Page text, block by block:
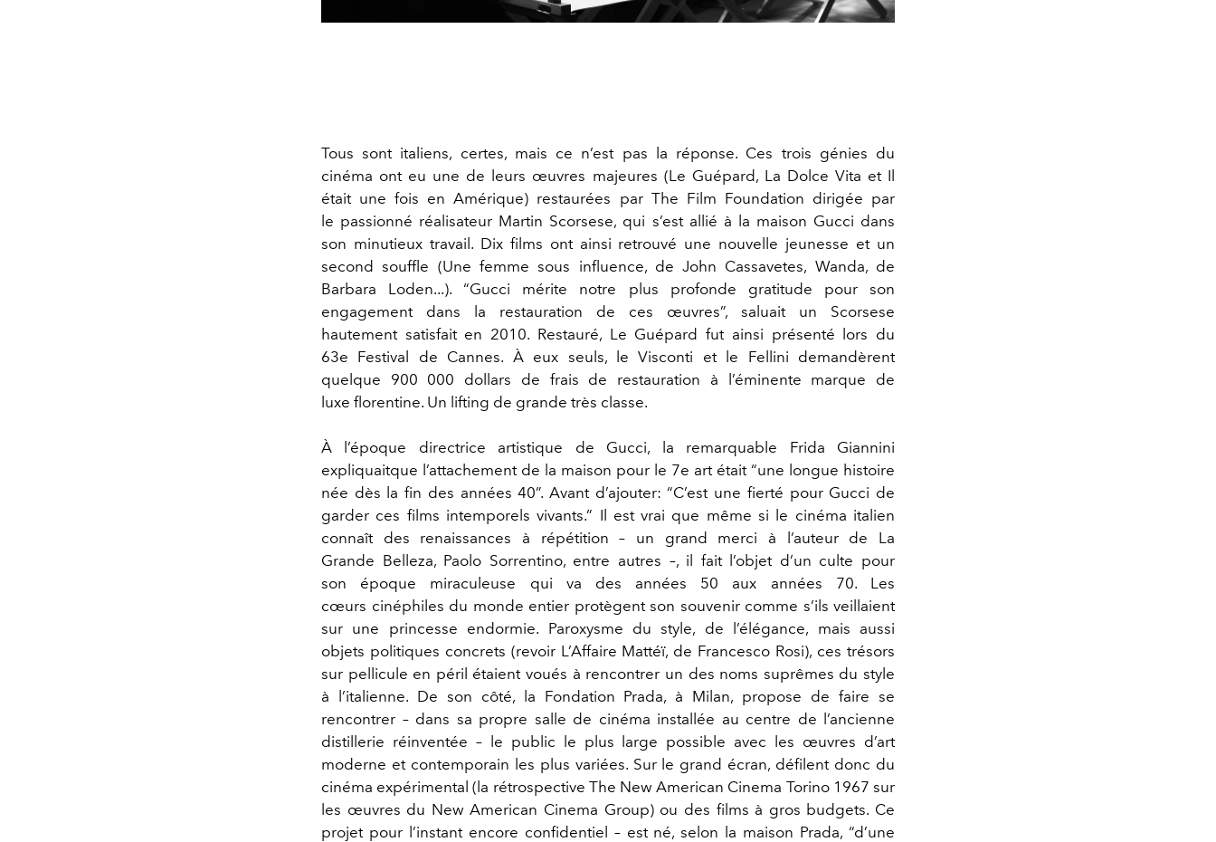
Tous sont italiens, certes, mais ce n’est pas la réponse. Ces trois génies du
cinéma ont eu une de leurs œuvres majeures (Le Guépard, La Dolce Vita et Il
était une fois en Amérique) restaurées par The Film Foundation dirigée par
le passionné réalisateur Martin Scorsese, qui s’est allié à la maison Gucci dans
son minutieux travail. Dix films ont ainsi retrouvé une nouvelle jeunesse et un
second souffle (Une femme sous influence, de John Cassavetes, Wanda, de
Barbara Loden...). “Gucci mérite notre plus profonde gratitude pour son
engagement dans la restauration de ces œuvres”, saluait un Scorsese
hautement satisfait en 2010. Restauré, Le Guépard fut ainsi présenté lors du
63e Festival de Cannes. À eux seuls, le Visconti et le Fellini demandèrent
quelque 900 000 dollars de frais de restauration à l’éminente marque de
luxe florentine. Un lifting de grande très classe.
À l’époque directrice artistique de Gucci, la remarquable Frida Giannini
expliquaitque l’attachement de la maison pour le 7e art était “une longue histoire
née dès la fin des années 40”. Avant d’ajouter: “C’est une fierté pour Gucci de
garder ces films intemporels vivants.” Il est vrai que même si le cinéma italien
connaît des renaissances à répétition – un grand merci à l’auteur de La
Grande Belleza, Paolo Sorrentino, entre autres –, il fait l’objet d’un culte pour
son époque miraculeuse qui va des années 50 aux années 70. Les
cœurs cinéphiles du monde entier protègent son souvenir comme s’ils veillaient
sur une princesse endormie. Paroxysme du style, de l’élégance, mais aussi
objets politiques concrets (revoir L’Affaire Mattéï, de Francesco Rosi), ces trésors
sur pellicule en péril étaient voués à rencontrer un des noms suprêmes du style
à l’italienne. De son côté, la Fondation Prada, à Milan, propose de faire se
rencontrer – dans sa propre salle de cinéma installée au centre de l’ancienne
distillerie réinventée – le public le plus large possible avec les œuvres d’art
moderne et contemporain les plus variées. Sur le grand écran, défilent donc du
cinéma expérimental (la rétrospective The New American Cinema Torino 1967 sur
les œuvres du New American Cinema Group) ou des films à gros budgets. Ce
projet pour l’instant encore confidentiel – est né, selon la maison Prada, “d’une